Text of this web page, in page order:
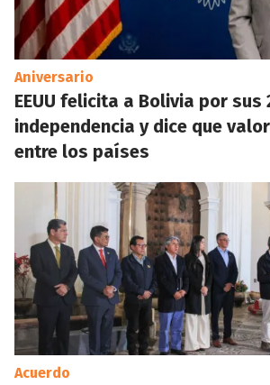
Aniversario
EEUU felicita a Bolivia por sus
independencia y dice que
entre los países
Acuerdo